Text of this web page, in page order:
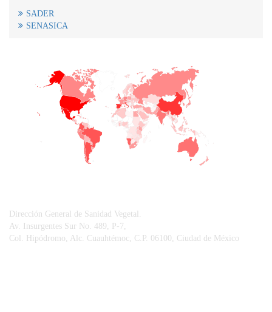
SADER
SENASICA
Dirección General de Sanidad Vegetal.
Av. Insurgentes Sur No. 489, P-7,
Col. Hipódromo, Alc. Cuauhtémoc, C.P. 06100, Ciudad de México